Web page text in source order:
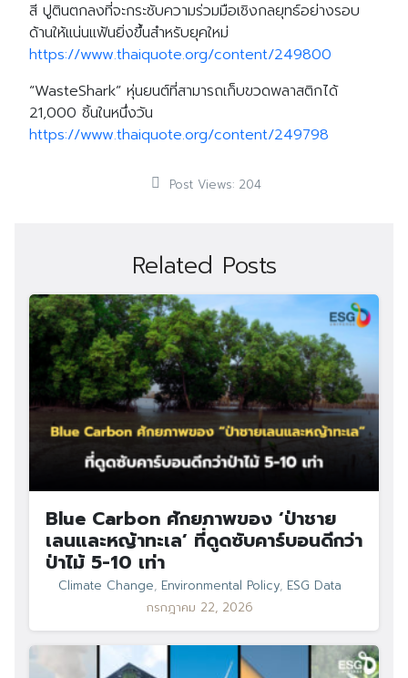
Search
for:
สี ปูตินตกลงที่จะกระชับความร่วมมือเชิงกลยุทธ์อย่างรอบ
ด้านให้แน่นแฟ้นยิ่งขึ้นสำหรับยุคใหม่
https://www.thaiquote.org/content/249800
“WasteShark” หุ่นยนต์ที่สามารถเก็บขวดพลาสติกได้
21,000 ชิ้นในหนึ่งวัน
https://www.thaiquote.org/content/249798
Post Views: 204
Related Posts
Blue Carbon ศักยภาพของ ‘ป่าชาย
เลนและหญ้าทะเล’ ที่ดูดซับคาร์บอนดีกว่า
ป่าไม้ 5-10 เท่า
Climate Change, Environmental Policy, ESG Data
กรกฎาคม 22, 2026